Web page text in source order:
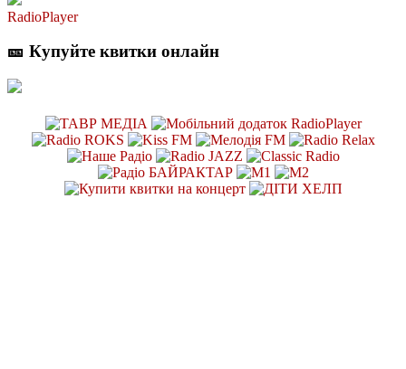
RadioPlayer
🎫 Купуйте квитки онлайн